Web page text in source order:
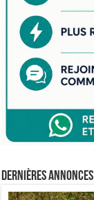
Dernières annonces